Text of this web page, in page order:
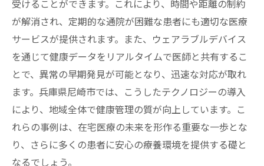
改善
地域社会との連携で実現する包括的ケア
受けることができます。これにより、時間や距離の制約
が解消され、定期的な通院が困難な患者にも適切な医療
サービスが提供されます。また、ウェアラブルデバイス
を通じて健康データをリアルタイムで医師と共有するこ
とで、異常の早期発見が可能となり、迅速な対応が取れ
ます。兵庫県尼崎市では、こうしたテクノロジーの導入
により、地域全体で健康管理の質が向上しています。こ
れらの事例は、在宅医療の未来を形作る重要な一歩とな
り、さらに多くの患者に安心の療養環境を提供する礎と
なるでしょう。